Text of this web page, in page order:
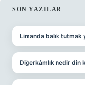
SON YAZILAR
Limanda balık tutmak
Diğerkâmlık nedir din